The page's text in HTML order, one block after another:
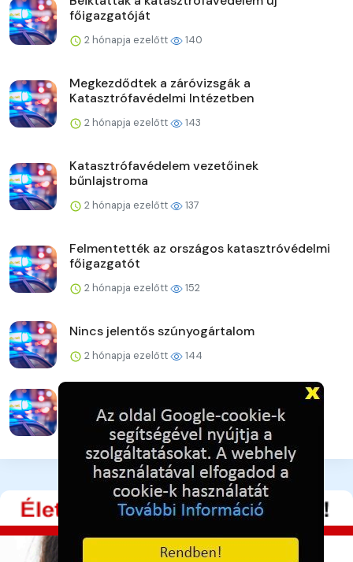
főigazgatóját
2 hónapja ezelőtt 140
Megkezdődtek a záróvizsgák a
Katasztrófavédelmi Intézetben
2 hónapja ezelőtt 143
Katasztrófavédelem vezetőinek
bűnlajstroma
2 hónapja ezelőtt 137
Felmentették az országos katasztróvédelmi
főigazgatót
2 hónapja ezelőtt 152
Nincs jelentős szúnyogártalom
2 hónapja ezelőtt 144
Konferencia a tűzvédelmi kockázatokról
2 hónapja ezelőtt 140